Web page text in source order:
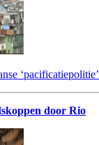
‘pacificatiepolitie’
door Rio